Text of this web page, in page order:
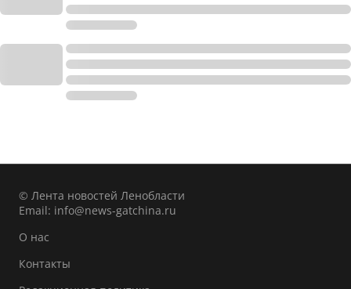
© Лента новостей Ленобласти
Email: info@news-gatchina.ru
О нас
Контакты